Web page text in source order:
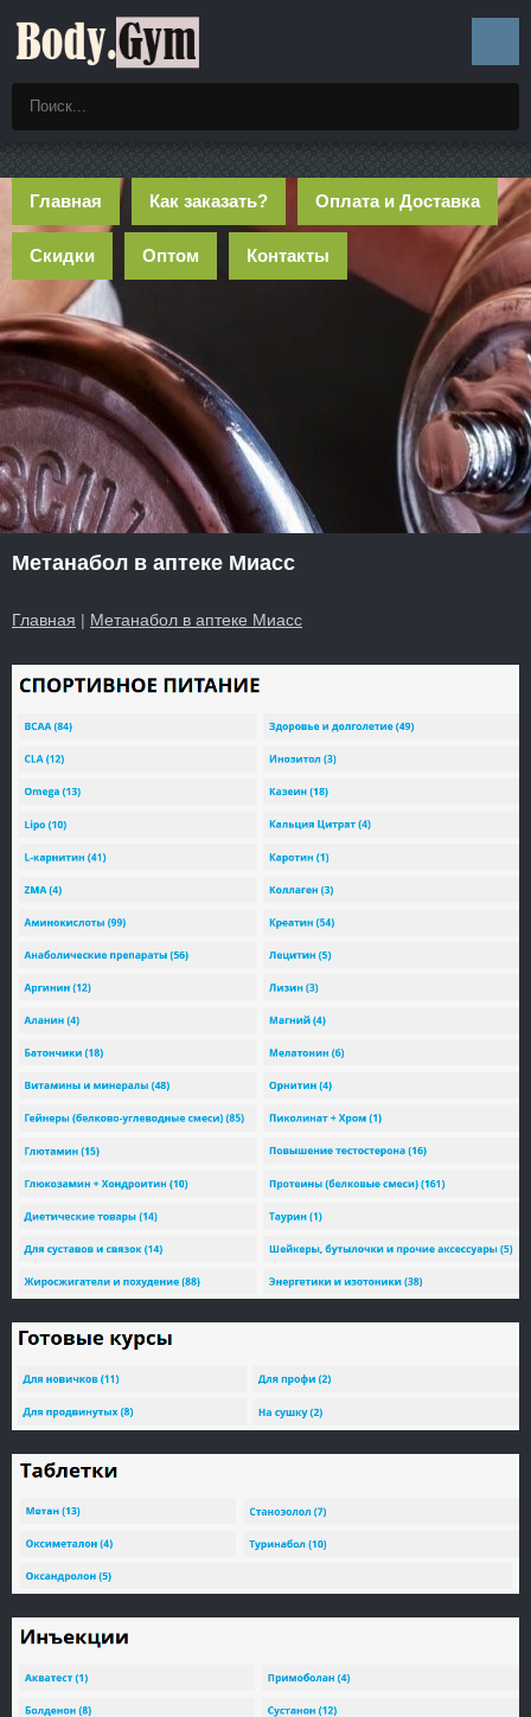
Главная Как заказать? Оплата и Доставка
Скидки Оптом Контакты
Метанабол в аптеке Миасс
Главная | Метанабол в аптеке Миасс